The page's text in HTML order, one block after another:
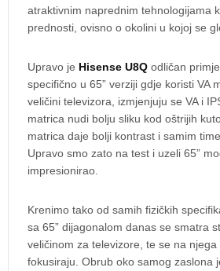
atraktivnim naprednim tehnologijama
prednosti, ovisno o okolini u kojoj se
Upravo je Hisense U8Q odličan
specifično u 65” verziji gdje koristi VA
veličini televizora, izmjenjuju se VA i
matrica nudi bolju sliku kod oštrijih
matrica daje bolji kontrast i samim
Upravo smo zato na test i uzeli 65”
impresionirao.
Krenimo tako od samih fizičkih
sa 65” dijagonalom danas se smatra
veličinom za televizore, te se na
fokusiraju. Obrub oko samog zaslona